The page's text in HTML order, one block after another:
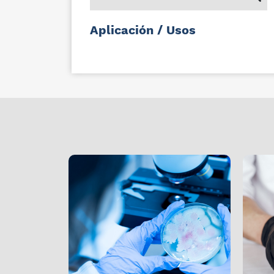
Aplicación / Usos